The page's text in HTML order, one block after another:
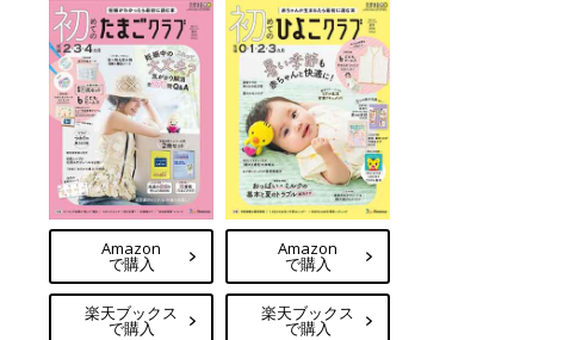
Amazon
で購入
楽天ブックス
で購入
Amazon
で購入
楽天ブックス
で購入